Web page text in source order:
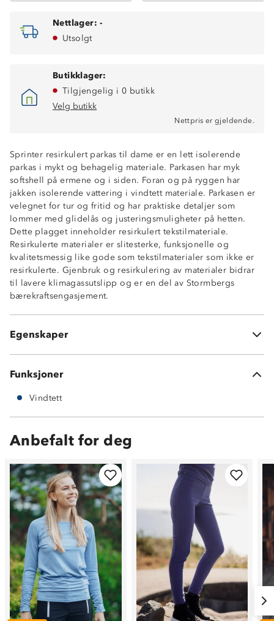
Nettlager: -
Utsolgt
Butikklager:
Tilgjengelig i 0 butikk
Velg butikk
Nettpris er gjeldende.
Sprinter resirkulert parkas til dame er en lett isolerende
parkas i mykt og behagelig materiale. Parkasen har myk
softshell på ermene og i siden. Foran og på ryggen har
jakken isolerende vattering i vindtett materiale. Parkasen er
velegnet for tur og fritid og har praktiske detaljer som
lommer med glidelås og justeringsmuligheter på hetten.
Dette plagget inneholder resirkulert tekstilmateriale.
Resirkulerte materialer er slitesterke, funksjonelle og
kvalitetsmessig like gode som tekstilmaterialer som ikke er
resirkulerte. Gjenbruk og resirkulering av materialer bidrar
til lavere klimagassutslipp og er en del av Stormbergs
bærekraftsengasjement.
Egenskaper
Vindtett front og bakdel
To glidelåslommer i sidene
Stormklaff bak hovedglidelås
Justeringsmuligheter på hette
Myk, børstet innside
Vattert front og bakdel (SoftPad 220™)
Softshell: 100% resirkulert polyester
Funksjoner
Vindtett
Anbefalt for deg